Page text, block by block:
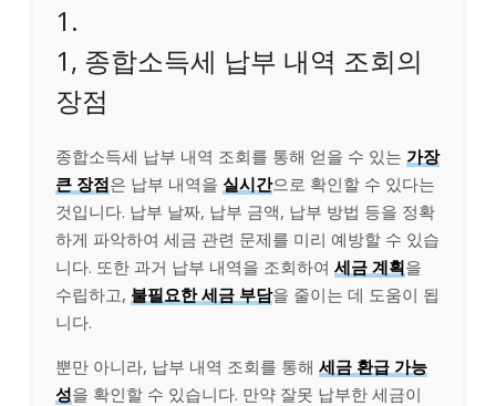
1.
1, 종합소득세 납부 내역 조회의
장점
종합소득세 납부 내역 조회를 통해 얻을 수 있는 가장
큰 장점은 납부 내역을 실시간으로 확인할 수 있다는
것입니다. 납부 날짜, 납부 금액, 납부 방법 등을 정확
하게 파악하여 세금 관련 문제를 미리 예방할 수 있습
니다. 또한 과거 납부 내역을 조회하여 세금 계획을
수립하고, 불필요한 세금 부담을 줄이는 데 도움이 됩
니다.
뿐만 아니라, 납부 내역 조회를 통해 세금 환급 가능
성을 확인할 수 있습니다. 만약 잘못 납부한 세금이